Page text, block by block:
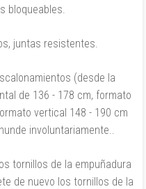
bloqueables.
juntas resistentes.
(desde la
de 136 - 178 cm, formato
vertical 148 - 190 cm
involuntariamente..
tornillos de la empuñadura
de nuevo los tornillos de la